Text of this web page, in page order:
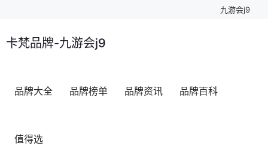
九游会j9
卡梵品牌-九游会j9
品牌大全 品牌榜单 品牌资讯 品牌百科
值得选